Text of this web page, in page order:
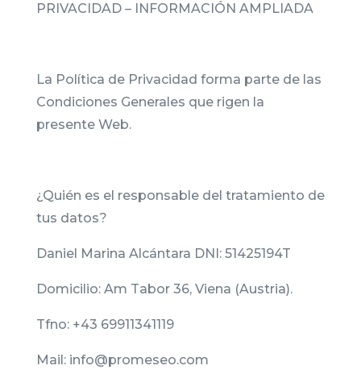
PRIVACIDAD – INFORMACIÓN AMPLIADA
La Política de Privacidad forma parte de las
Condiciones Generales que rigen la
presente Web.
¿Quién es el responsable del tratamiento de
tus datos?
Daniel Marina Alcántara DNI: 51425194T
Domicilio: Am Tabor 36, Viena (Austria).
Tfno: +43 69911341119
Mail: info@promeseo.com